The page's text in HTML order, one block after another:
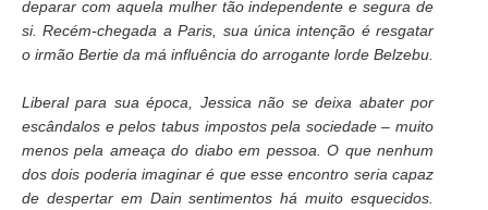
deparar com aquela mulher tão independente e segura de
si. Recém-chegada a Paris, sua única intenção é resgatar
o irmão Bertie da má influência do arrogante lorde Belzebu.
Liberal para sua época, Jessica não se deixa abater por
escândalos e pelos tabus impostos pela sociedade – muito
menos pela ameaça do diabo em pessoa. O que nenhum
dos dois poderia imaginar é que esse encontro seria capaz
de despertar em Dain sentimentos há muito esquecidos.